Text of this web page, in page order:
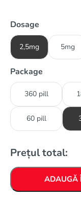
Dosage
2,5mg 5mg
Package
360 pill
60 pill
Prețul total:
ADAUGĂ